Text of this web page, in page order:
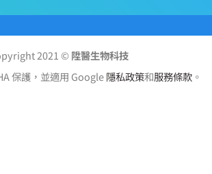
2021 © 陞醫生物科技
保護，並適用 Google隱私政策和服務條款 。